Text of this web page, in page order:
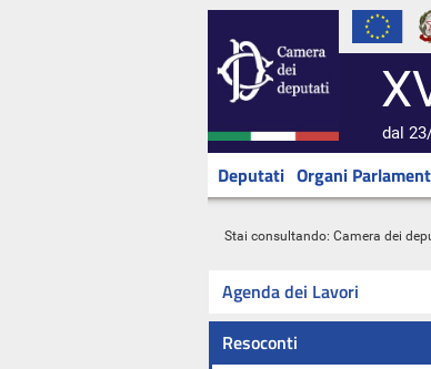
dal
Deputati Organi
Stai consultando: Camera dei
Agenda dei Lavori
Resoconti